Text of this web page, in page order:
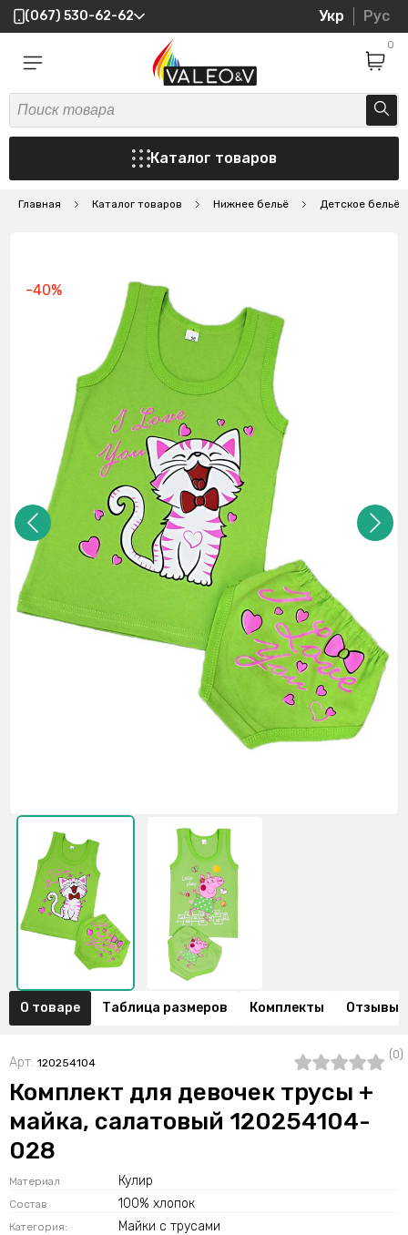
(067) 530-62-62 Укр Рус
0
Каталог товаров
Главная Каталог товаров Нижнее бельё Детское бельё
-40%
О товаре Таблица размеров Комплекты Отзывы
Арт. 120254104
(0)
Комплект для девочек трусы +
майка, салатовый 120254104-
028
Материал Кулир
Состав 100% хлопок
Категория: Майки с трусами